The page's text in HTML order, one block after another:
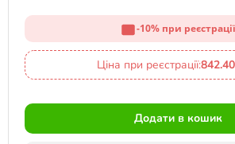
-10% при реєстрації
Ціна при реєстрації:
Додати в кошик